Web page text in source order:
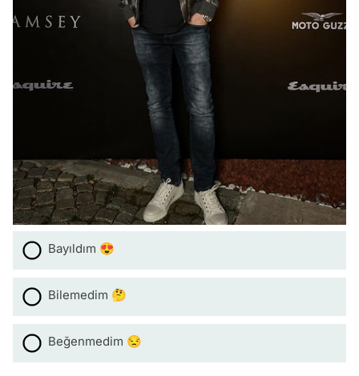
Bayıldım 😍
Bilemedim 🤔
Beğenmedim 😒